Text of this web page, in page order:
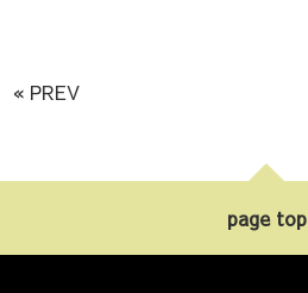
« PREV
page top